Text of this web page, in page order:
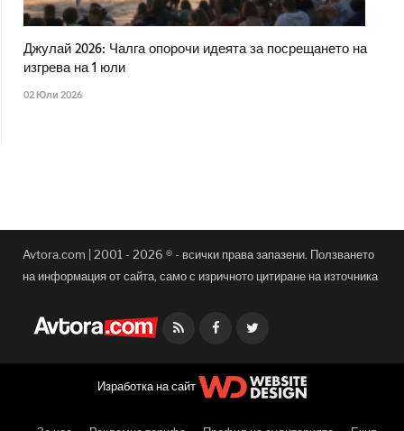
Джулай 2026: Чалга опорочи идеята за посрещането на
изгрева на 1 юли
02 Юли 2026
Avtora.com | 2001 - 2026 ® - всички права запазени. Ползването
на информация от сайта, само с изричното цитиране на източника
Facebook
Изработка на сайт